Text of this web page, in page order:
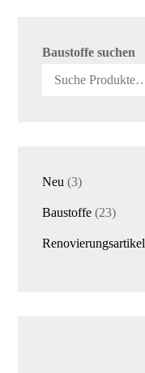
Baustoffe suchen
Neu 33
Baustoffe 2323
Renovierungsartikel